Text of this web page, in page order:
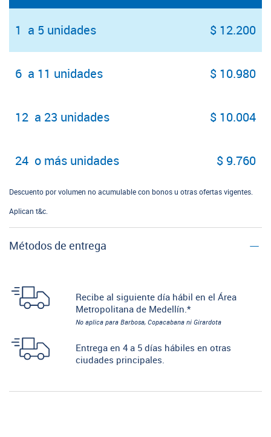
1 a 5 unidades $ 12.200
6 a 11 unidades $ 10.980
12 a 23 unidades $ 10.004
24 o más unidades $ 9.760
Descuento por volumen no acumulable con bonos u otras ofertas vigentes.
Aplican t&c.
Métodos de entrega
Recibe al siguiente día hábil en el Área
Metropolitana de Medellín.*
No aplica para Barbosa, Copacabana ni Girardota
Entrega en 4 a 5 días hábiles en otras
ciudades principales.